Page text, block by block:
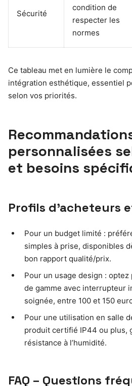
Sécurité
condition de
respecter les
normes
Ce tableau met en lumière le
intégration esthétique, essentiel
selon vos priorités.
personnalisées
et besoins
Profils d’acheteurs
Pour un budget limité :
simples à prise, disponibles
bon rapport qualité/prix.
Pour un usage design :
de gamme avec interrupteur
soignée, entre 100 et 150
Pour une utilisation en salle
produit certifié IP44 ou plus,
résistance à l’humidité.
FAQ – Questions